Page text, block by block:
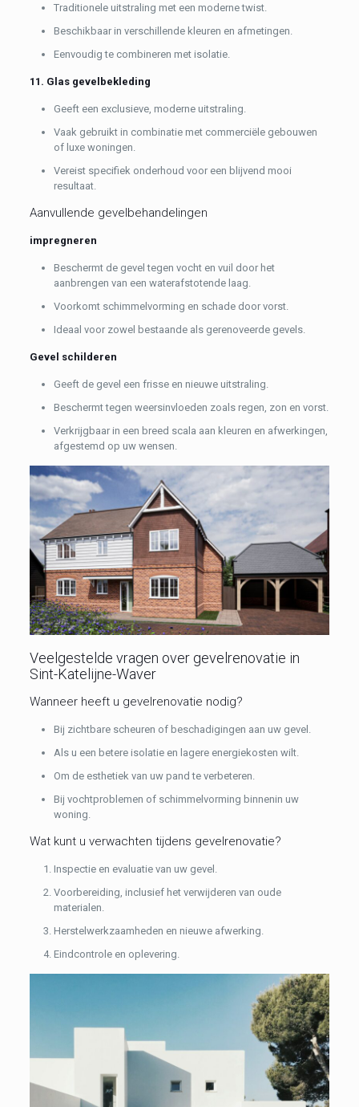
Traditionele uitstraling met een moderne twist.
Beschikbaar in verschillende kleuren en afmetingen.
Eenvoudig te combineren met isolatie.
11. Glas gevelbekleding
Geeft een exclusieve, moderne uitstraling.
Vaak gebruikt in combinatie met commerciële gebouwen
of luxe woningen.
Vereist specifiek onderhoud voor een blijvend mooi
resultaat.
Aanvullende gevelbehandelingen
impregneren
Beschermt de gevel tegen vocht en vuil door het
aanbrengen van een waterafstotende laag.
Voorkomt schimmelvorming en schade door vorst.
Ideaal voor zowel bestaande als gerenoveerde gevels.
Gevel schilderen
Geeft de gevel een frisse en nieuwe uitstraling.
Beschermt tegen weersinvloeden zoals regen, zon en vorst.
Verkrijgbaar in een breed scala aan kleuren en afwerkingen,
afgestemd op uw wensen.
Veelgestelde vragen over gevelrenovatie in
Sint-Katelijne-Waver
Wanneer heeft u gevelrenovatie nodig?
Bij zichtbare scheuren of beschadigingen aan uw gevel.
Als u een betere isolatie en lagere energiekosten wilt.
Om de esthetiek van uw pand te verbeteren.
Bij vochtproblemen of schimmelvorming binnenin uw
woning.
Wat kunt u verwachten tijdens gevelrenovatie?
Inspectie en evaluatie van uw gevel.
Voorbereiding, inclusief het verwijderen van oude
materialen.
Herstelwerkzaamheden en nieuwe afwerking.
Eindcontrole en oplevering.